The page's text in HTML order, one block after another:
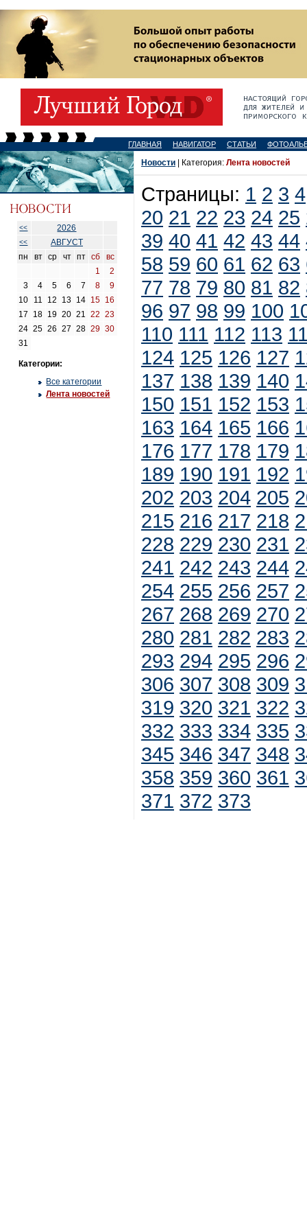
ГЛАВНАЯ НАВИГАТОР СТАТЬИ
<< 2026
<<
АВГУСТ
пн
вт ср чт пт сб
вс
1
2
3
4 5 6 7 8
9
10
11 12 13 14 15 16
17
18 19 20 21 22
23
24 25 26 27 28 29 30
31
Категории:
Все категории
Лента новостей
Новости | Категория: Лента новостей
Страницы: 1 2 3 4
20 21 22 23 24 25
39 40 41 42 43 44
58 59 60 61 62 63
77 78 79 80 81 82
96 97 98 99 100
110 111 112 113
124 125 126 127
137 138 139 140
150 151 152 153
163 164 165 166
176 177 178 179
189 190 191 192
202 203 204 205
215 216 217 218
228 229 230 231
241 242 243 244
254 255 256 257
267 268 269 270
280 281 282 283
293 294 295 296
306 307 308 309
319 320 321 322
332 333 334 335
345 346 347 348
358 359 360 361
371 372 373